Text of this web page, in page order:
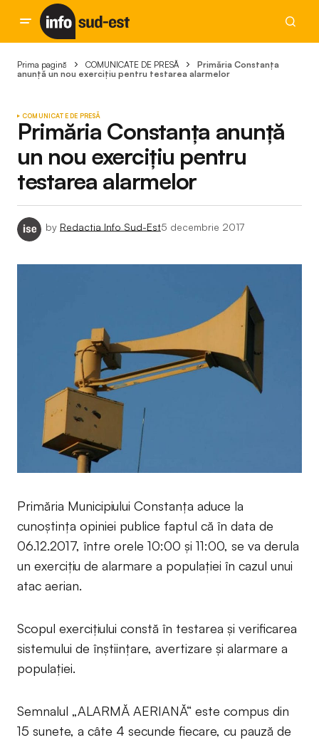
Prima pagină COMUNICATE DE PRESĂ
Primăria Constanța
anunță un nou exercițiu pentru testarea alarmelor
COMUNICATE DE PRESĂ
Primăria Constanța anunță
un nou exercițiu pentru
testarea alarmelor
by Redactia Info Sud-Est5 decembrie 2017
Primăria Municipiului Constanța aduce la
cunoștința opiniei publice faptul că în data de
06.12.2017, între orele 10:00 și 11:00, se va derula
un exercițiu de alarmare a populației în cazul unui
atac aerian.
Scopul exercițiului constă în testarea și verificarea
sistemului de înștiințare, avertizare și alarmare a
populației.
Semnalul „ALARMĂ AERIANĂ“ este compus din
15 sunete, a câte 4 secunde fiecare, cu pauză de